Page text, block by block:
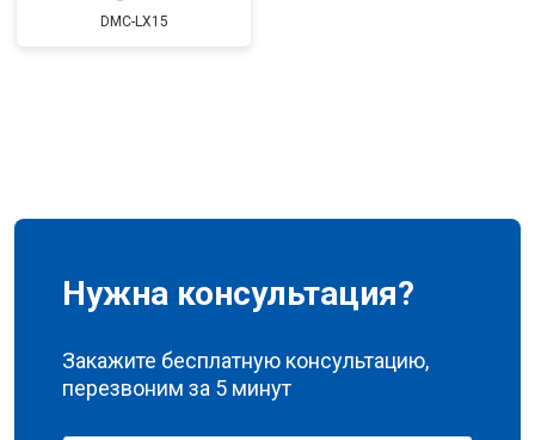
DMC-LX15
Нужна консультация?
Закажите бесплатную консультацию,
перезвоним за 5 минут